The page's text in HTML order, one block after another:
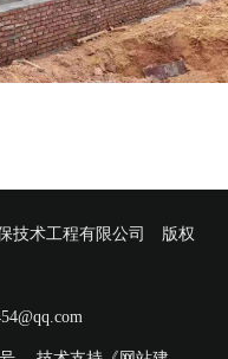
技术工程有限公司 版权